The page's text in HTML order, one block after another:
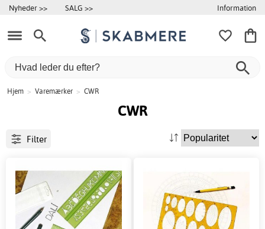
Nyheder >> SALG >> Information
Hjem > Varemærker > CWR
CWR
Filter